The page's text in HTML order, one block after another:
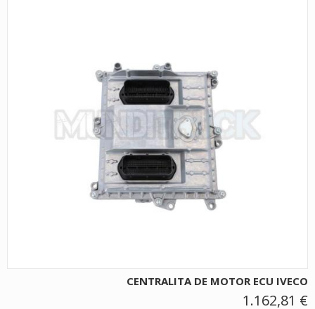
CENTRALITA DE MOTOR ECU IVECO
1.162,81 €